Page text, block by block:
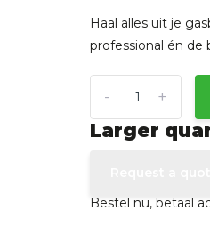
Haal alles uit je
professional én de
+
-
Larger
Bestel nu, betaal